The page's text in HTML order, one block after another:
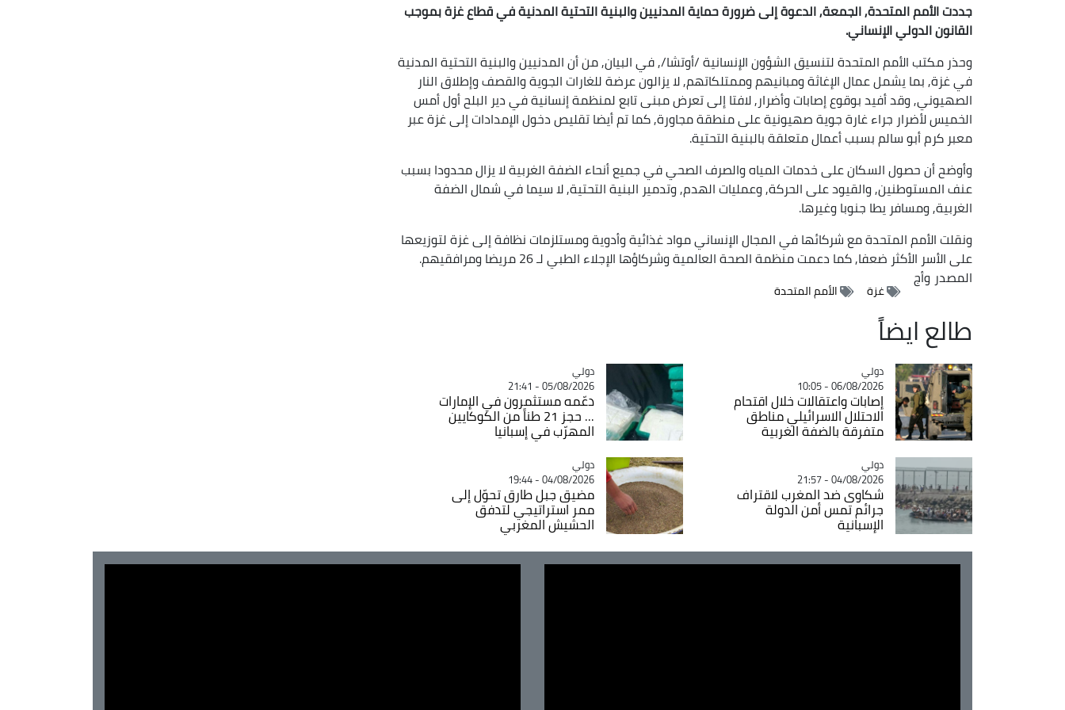
جددت الأمم المتحدة, الجمعة, الدعوة إلى ضرورة حماية المدنيين والبنية التحتية المدنية في قطاع غزة بموجب
القانون الدولي الإنساني.
وحذر مكتب الأمم المتحدة لتنسيق الشؤون الإنسانية /أوتشا/, في البيان, من أن المدنيين والبنية التحتية المدنية
في غزة, بما يشمل عمال الإغاثة ومبانيهم وممتلكاتهم, لا يزالون عرضة للغارات الجوية والقصف وإطلاق النار
الصهيوني, وقد أفيد بوقوع إصابات وأضرار, لافتا إلى تعرض مبنى تابع لمنظمة إنسانية في دير البلح أول أمس
الخميس لأضرار جراء غارة جوية صهيونية على منطقة مجاورة, كما تم أيضا تقليص دخول الإمدادات إلى غزة عبر
معبر كرم أبو سالم بسبب أعمال متعلقة بالبنية التحتية.
وأوضح أن حصول السكان على خدمات المياه والصرف الصحي في جميع أنحاء الضفة الغربية لا يزال محدودا بسبب
عنف المستوطنين, والقيود على الحركة, وعمليات الهدم, وتدمير البنية التحتية, لا سيما في شمال الضفة
الغربية, ومسافر يطا جنوبا وغيرها.
ونقلت الأمم المتحدة مع شركائها في المجال الإنساني مواد غذائية وأدوية ومستلزمات نظافة إلى غزة لتوزيعها
على الأسر الأكثر ضعفا, كما دعمت منظمة الصحة العالمية وشركاؤها الإجلاء الطبي لـ 26 مريضا ومرافقيهم.
المصدر وأج
غزة الأمم المتحدة
طالع ايضاً
Catégorie
دولي
06/08/2026 - 10:05
إصابات واعتقالات خلال اقتحام
الاحتلال الاسرائيلي مناطق
متفرقة بالضفة الغربية
Catégorie
دولي
05/08/2026 - 21:41
دعّمه مستثمرون في الإمارات
... حجز 21 طناً من الكوكايين
المهرّب في إسبانيا
Catégorie
دولي
04/08/2026 - 21:57
شكاوى ضد المغرب لاقتراف
جرائم تمس أمن الدولة
الإسبانية
Catégorie
دولي
04/08/2026 - 19:44
مضيق جبل طارق تحوّل إلى
ممر استراتيجي لتدفق
الحشيش المغربي